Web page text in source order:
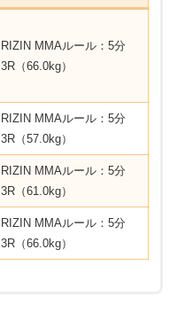
RIZIN MMAルール：5分
3R（66.0kg）
RIZIN MMAルール：5分
3R（57.0kg）
RIZIN MMAルール：5分
3R（61.0kg）
RIZIN MMAルール：5分
3R（66.0kg）